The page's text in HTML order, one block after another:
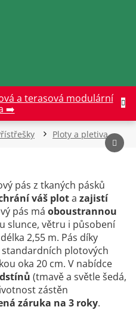
a terasová modulární
➡️
Ploty a pletiva
pás z tkaných pásků
váš plota zajistí
pás má oboustrannou
slunce, větru i působení
2,55 m. Pás díky
plotových
oka 20 cm. V nabídce
(tmavě a světle šedá,
zástěn
záruka na 3 roky.